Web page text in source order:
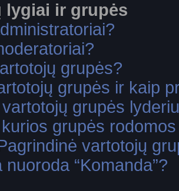
lygiai ir grupės
grupės?
grupės ir kaip
grupės
grupės
vartotojų
nuoroda “Komanda”?